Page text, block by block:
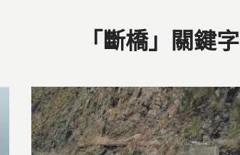
「斷橋」關鍵字